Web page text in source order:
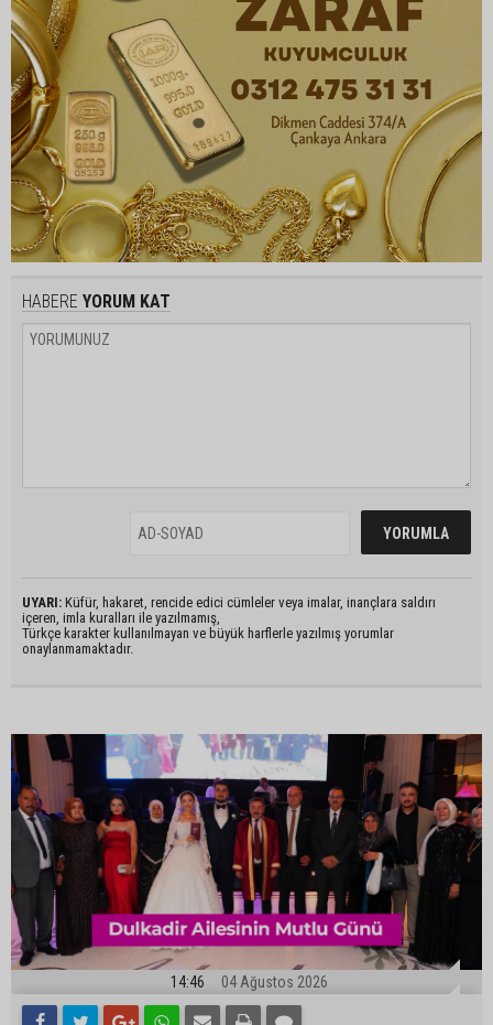
HABERE YORUM KAT
UYARI: Küfür, hakaret, rencide edici cümleler veya imalar, inançlara saldırı
içeren, imla kuralları ile yazılmamış,
Türkçe karakter kullanılmayan ve büyük harflerle yazılmış yorumlar
onaylanmamaktadır.
14:46 04 Ağustos 2026